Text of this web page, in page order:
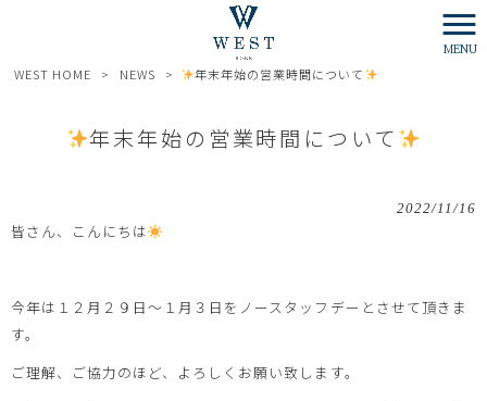
MENU
WEST HOME > NEWS > 年末年始の営業時間について
年末年始の営業時間について
2022/11/16
皆さん、こんにちは
今年は１２月２９日～１月３日をノースタッフデーとさせて頂きま
す。
ご理解、ご協力のほど、よろしくお願い致します。